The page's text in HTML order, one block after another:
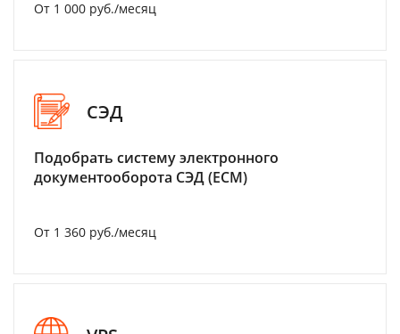
От 1 000 руб./месяц
СЭД
Подобрать систему электронного
документооборота СЭД (ECM)
От 1 360 руб./месяц